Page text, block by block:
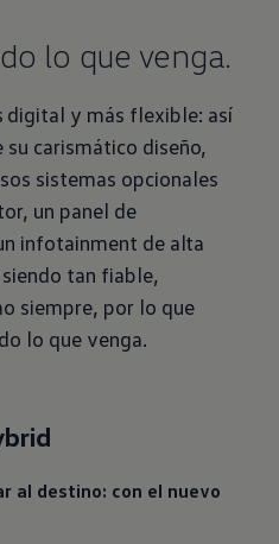
lo que venga.
digital y más flexible: así
su carismático diseño,
sistemas opcionales
un panel de
infotainment de alta
tan fiable,
siempre, por lo que
lo que venga.
al destino: con el nuevo